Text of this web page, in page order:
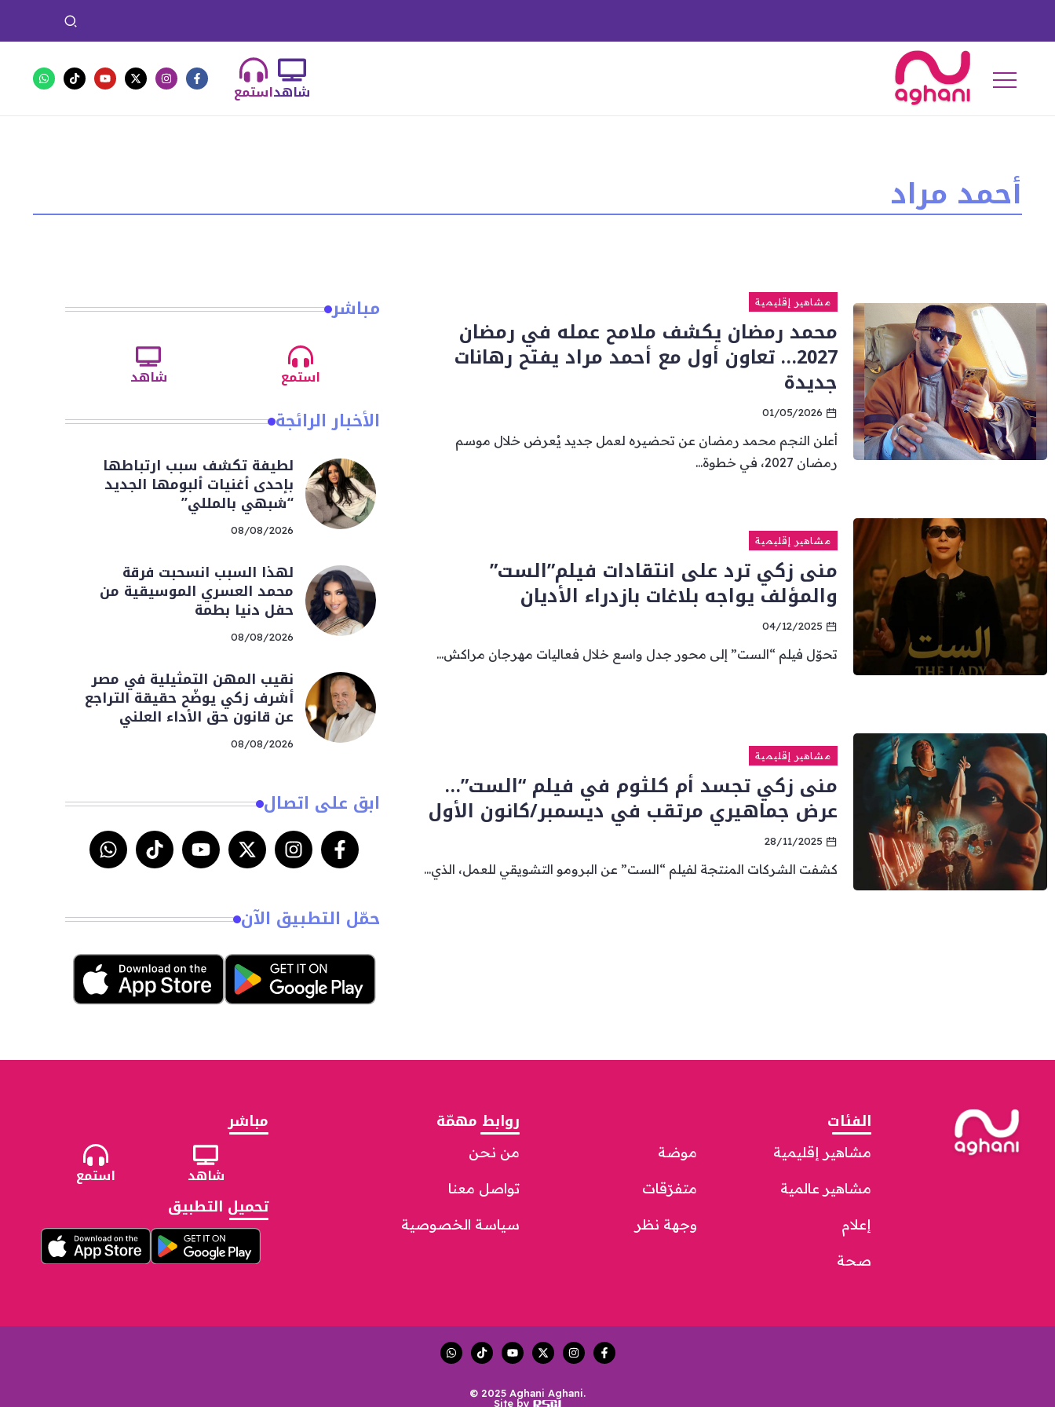
استمعشاهد
أحمد مراد
مشاهير إقليمية
محمد رمضان يكشف ملامح عمله في رمضان
2027… تعاون أول مع أحمد مراد يفتح رهانات
جديدة
01/05/2026
أعلن النجم محمد رمضان عن تحضيره لعمل جديد يُعرض خلال موسم
رمضان 2027، في خطوة...
مشاهير إقليمية
منى زكي ترد على انتقادات فيلم”الست”
والمؤلف يواجه بلاغات بازدراء الأديان
04/12/2025
تحوّل فيلم “الست” إلى محور جدل واسع خلال فعاليات مهرجان مراكش...
مشاهير إقليمية
منى زكي تجسد أم كلثوم في فيلم “الست”…
عرض جماهيري مرتقب في ديسمبر/كانون الأول
28/11/2025
كشفت الشركات المنتجة لفيلم “الست” عن البرومو التشويقي للعمل، الذي...
مباشر
استمع شاهد
الأخبار الرائجة
لطيفة تكشف سبب ارتباطها
بإحدى أغنيات ألبومها الجديد
“شبهي بالمللي”
08/08/2026
لهذا السبب انسحبت فرقة
محمد العسري الموسيقية من
حفل دنيا بطمة
08/08/2026
نقيب المهن التمثيلية في مصر
أشرف زكي يوضّح حقيقة التراجع
عن قانون حق الأداء العلني
08/08/2026
ابق على اتصال
حمّل التطبيق الآن
الفئات
مشاهير إقليمية
مشاهير عالمية
إعلام
صحة
موضة
متفرّقات
وجهة نظر
روابط مهمّة
من نحن
تواصل معنا
سياسة الخصوصية
مباشر
شاهد استمع
تحميل التطبيق
© 2025 Aghani Aghani.
Site by